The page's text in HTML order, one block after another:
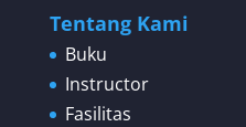
Tentang Kami
Buku
Instructor
Fasilitas